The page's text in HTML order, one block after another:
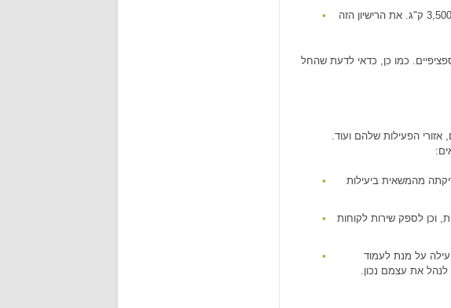
זהו רישיון לרכבים המוגדרים "רכבי עבודה" וכן לרכבים עם מנועיים מסחריים, במשקל מעל 3,500 ק"ג. את הרישיון הזה
כמו כן, כדאי לדעת שהחל
הפעילות שלהם ועוד.
מהמשאית ביעילות
וכן לספק שירות לקוחות
על מנת לעמוד
את עצמם נכון.